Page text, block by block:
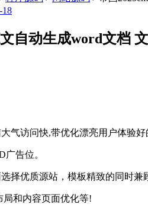
18
自动生成word文档
气访问快,带优化漂亮用户体验好
告位。
择优质源站，模板精致的同时兼
和内容页面优化等!